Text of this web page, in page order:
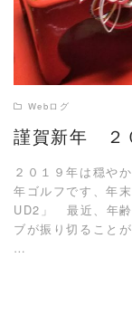
Webログ
謹賀新年 ２
２０１９年は穏や
年ゴルフです、年
UD2」 最近、年齢
ブが振り切ること
…